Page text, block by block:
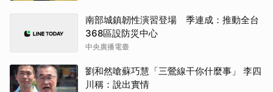
南部城鎮韌性演習登場 季連成：推動全台
368區設防災中心
中央廣播電臺
劉和然嗆蘇巧慧「三鶯線干你什麼事」 李四
川稱：說出實情